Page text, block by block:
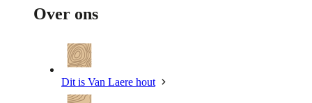
Over ons
Dit is Van Laere hout